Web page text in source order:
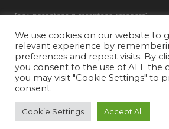
[anr_nocaptcha g-recaptcha-response]
We use cookies on our website to
relevant experience by
preferences and repeat visits. By
you consent to the use of ALL the
you may visit "Cookie Settings" to
consent.
Cookie Settings Accept All